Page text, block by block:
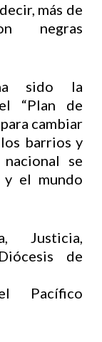
más de
negras
sido la
“Plan de
cambiar
barrios y
se
el mundo
Justicia,
de
Pacífico